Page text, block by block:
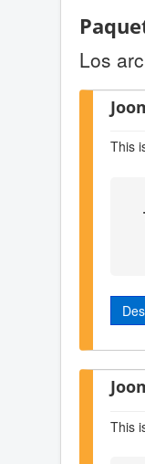
Los
This
This